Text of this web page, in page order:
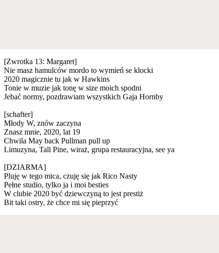
[Zwrotka 13: Margaret]
Nie masz hamulców mordo to wymień se klocki
2020 magicznie tu jak w Hawkins
Tonie w muzie jak tonę w size moich spodni
Jebać normy, pozdrawiam wszystkich Gaja Hornby
[schafter]
Młody W, znów zaczyna
Znasz mnie, 2020, lat 19
Chwila May back Pullman pull up
Limuzyna, Tall Pine, wiraż, grupa restauracyjna, see ya
[DZIARMA]
Pluję w tego mica, czuję się jak Rico Nasty
Pełne studio, tylko ja i moi besties
W clubie 2020 być dziewczyną to jest prestiż
Bit taki ostry, że chce mi się pieprzyć